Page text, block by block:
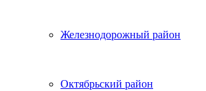
Железнодорожный район
Октябрьский район